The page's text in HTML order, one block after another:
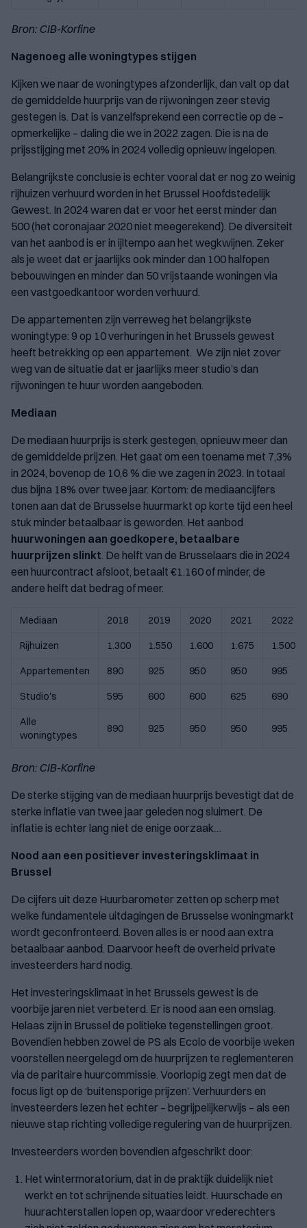
Bron: CIB-Korfine
Nagenoeg alle woningtypes stijgen
Kijken we naar de woningtypes afzonderlijk, dan valt op dat
de gemiddelde huurprijs van de rijwoningen zeer stevig
gestegen is. Dat is vanzelfsprekend een correctie op de –
opmerkelijke – daling die we in 2022 zagen. Die is na de
prijsstijging met 20% in 2024 volledig opnieuw ingelopen.
Belangrijkste conclusie is echter vooral dat er nog zo weinig
rijhuizen verhuurd worden in het Brussel Hoofdstedelijk
Gewest. In 2024 waren dat er voor het eerst minder dan
500 (het coronajaar 2020 niet meegerekend). De diversiteit
van het aanbod is er in ijltempo aan het wegkwijnen. Zeker
als je weet dat er jaarlijks ook minder dan 100 halfopen
bebouwingen en minder dan 50 vrijstaande woningen via
een vastgoedkantoor worden verhuurd.
De appartementen zijn verreweg het belangrijkste
woningtype: 9 op 10 verhuringen in het Brussels gewest
heeft betrekking op een appartement. We zijn niet zover
weg van de situatie dat er jaarlijks meer studio’s dan
rijwoningen te huur worden aangeboden.
Mediaan
De mediaan huurprijs is sterk gestegen, opnieuw meer dan
de gemiddelde prijzen. Het gaat om een toename met 7,3%
in 2024, bovenop de 10,6 % die we zagen in 2023. In totaal
dus bijna 18% over twee jaar. Kortom: de mediaancijfers
tonen aan dat de Brusselse huurmarkt op korte tijd een heel
stuk minder betaalbaar is geworden. Het aanbod
huurwoningen aan goedkopere, betaalbare
huurprijzen slinkt. De helft van de Brusselaars die in 2024
een huurcontract afsloot, betaalt €1.160 of minder, de
andere helft dat bedrag of meer.
Mediaan 2018 2019 2020 2021 2022
Rijhuizen 1.300 1.550 1.600 1.675 1.500
Appartementen 890 925 950 950 995
Studio's 595 600 600 625 690
Alle
woningtypes
890 925 950 950 995
Bron: CIB-Korfine
De sterke stijging van de mediaan huurprijs bevestigt dat de
sterke inflatie van twee jaar geleden nog sluimert. De
inflatie is echter lang niet de enige oorzaak…
Nood aan een positiever investeringsklimaat in
Brussel
De cijfers uit deze Huurbarometer zetten op scherp met
welke fundamentele uitdagingen de Brusselse woningmarkt
wordt geconfronteerd. Boven alles is er nood aan extra
betaalbaar aanbod. Daarvoor heeft de overheid private
investeerders hard nodig.
Het investeringsklimaat in het Brussels gewest is de
voorbije jaren niet verbeterd. Er is nood aan een omslag.
Helaas zijn in Brussel de politieke tegenstellingen groot.
Bovendien hebben zowel de PS als Ecolo de voorbije weken
voorstellen neergelegd om de huurprijzen te reglementeren
via de paritaire huurcommissie. Voorlopig zegt men dat de
focus ligt op de ‘buitensporige prijzen’. Verhuurders en
investeerders lezen het echter – begrijpelijkerwijs – als een
nieuwe stap richting volledige regulering van de huurprijzen.
Investeerders worden bovendien afgeschrikt door:
Het wintermoratorium, dat in de praktijk duidelijk niet
werkt en tot schrijnende situaties leidt. Huurschade en
huurachterstallen lopen op, waardoor vrederechters